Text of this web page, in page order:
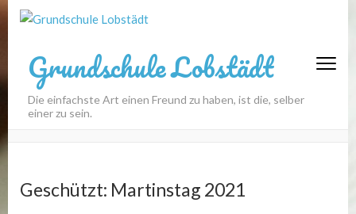
Grundschule Lobstädt
Die einfachste Art einen Freund zu haben, ist die, selber
einer zu sein.
Geschützt: Martinstag 2021